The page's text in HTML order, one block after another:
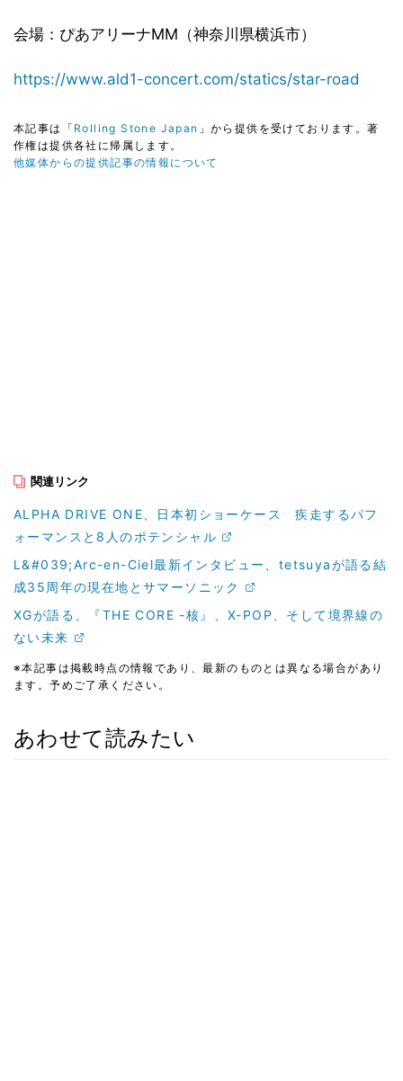
会場：ぴあアリーナMM（神奈川県横浜市）
https://www.ald1-concert.com/statics/star-road
本記事は「 Rolling Stone Japan 」から提供を受けております。著
作権は提供各社に帰属します。
他媒体からの提供記事の情報について
関連リンク
ALPHA DRIVE ONE、日本初ショーケース 疾走するパフ
ォーマンスと8人のポテンシャル
L&#039;Arc-en-Ciel最新インタビュー、tetsuyaが語る結
成35周年の現在地とサマーソニック
XGが語る、『THE CORE -核』、X-POP、そして境界線の
ない未来
※本記事は掲載時点の情報であり、最新のものとは異なる場合があり
ます。予めご了承ください。
あわせて読みたい